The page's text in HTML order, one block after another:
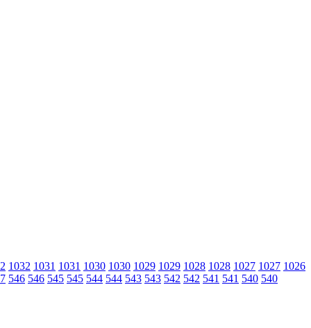
1032 1031 1031 1030 1030 1029 1029 1028 1028 1027 1027 1026
546 546 545 545 544 544 543 543 542 542 541 541 540 540